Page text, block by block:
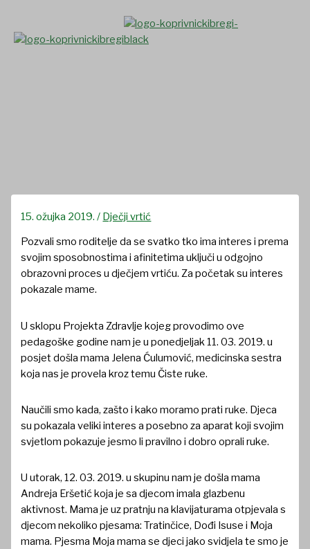
content
15. ožujka 2019./ Dječji vrtić
Pozvali smo roditelje da se svatko tko ima interes i prema
svojim sposobnostima i afinitetima uključi u odgojno
obrazovni proces u dječjem vrtiću. Za početak su interes
pokazale mame.
U sklopu Projekta Zdravlje kojeg provodimo ove
pedagoške godine nam je u ponedjeljak 11. 03. 2019. u
posjet došla mama Jelena Ćulumović, medicinska sestra
koja nas je provela kroz temu Čiste ruke.
Naučili smo kada, zašto i kako moramo prati ruke. Djeca
su pokazala veliki interes a posebno za aparat koji svojim
svjetlom pokazuje jesmo li pravilno i dobro oprali ruke.
U utorak, 12. 03. 2019. u skupinu nam je došla mama
Andreja Eršetić koja je sa djecom imala glazbenu
aktivnost. Mama je uz pratnju na klavijaturama otpjevala s
djecom nekoliko pjesama: Tratinčice, Dođi Isuse i Moja
mama. Pjesma Moja mama se djeci jako svidjela te smo je